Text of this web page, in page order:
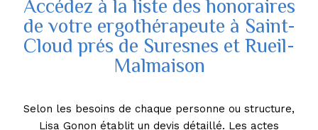
Accédez à la liste des honoraires
de votre ergothérapeute à Saint-
Cloud prés de Suresnes et Rueil-
Malmaison
Selon les besoins de chaque personne ou structure,
Lisa Gonon établit un devis détaillé. Les actes